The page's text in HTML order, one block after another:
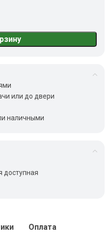
или до двери
наличными
доступная
Оплата